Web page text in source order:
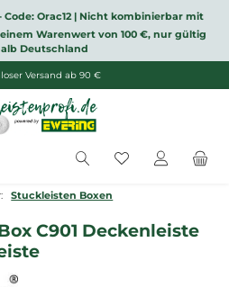
Code: Orac12 | Nicht kombinierbar mit
Warenwert von 100 €, nur gültig
Deutschland
Versand ab 90 €
Du hast 0
Stuckleisten Boxen
C901 Deckenleiste